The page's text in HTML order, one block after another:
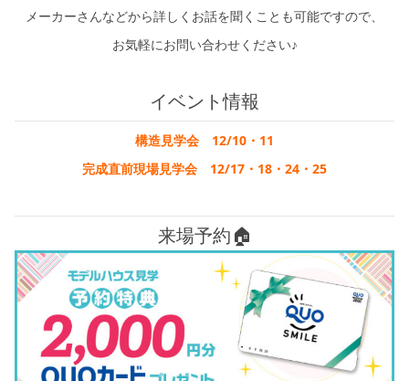
メーカーさんなどから詳しくお話を聞くことも可能ですので、
お気軽にお問い合わせください♪
イベント情報
構造見学会 12/10・11
完成直前現場見学会 12/17・18・24・25
来場予約🏠